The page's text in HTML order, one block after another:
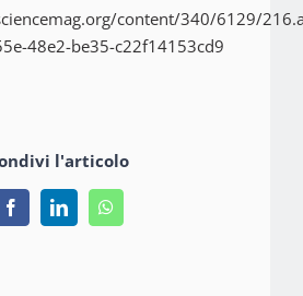
content/340/6129/
48e2-be35-c22f14153cd9
l'articolo
FacebookLinkedInWhatsApp